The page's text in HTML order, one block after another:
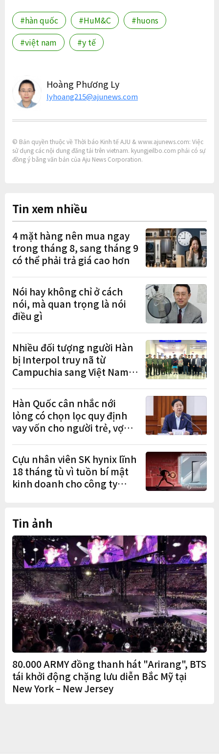
#hàn quốc #HuM&C
#huons
#việt nam
#y tế
Hoàng Phương Ly
lyhoang215@ajunews.com
© Bản quyền thuộc về Thời báo Kinh tế AJU & www.ajunews.com: Việc
sử dụng các nội dung đăng tải trên vietnam. kyungjeilbo.com phải có sự
đồng ý bằng văn bản của Aju News Corporation.
Tin xem nhiều
4 mặt hàng nên mua ngay
trong tháng 8, sang tháng 9
có thể phải trả giá cao hơn
Nói hay không chỉ ở cách
nói, mà quan trọng là nói
điều gì
Nhiều đối tượng người Hàn
bị Interpol truy nã từ
Campuchia sang Việt Nam
Hàn Quốc cân nhắc nới
lỏng có chọn lọc quy định
vay vốn cho người trẻ, vợ
Cựu nhân viên SK hynix lĩnh
18 tháng tù vì tuồn bí mật
kinh doanh cho công ty
Tin ảnh
80.000 ARMY đồng thanh hát "Arirang", BTS
tái khởi động chặng lưu diễn Bắc Mỹ tại
New York – New Jersey